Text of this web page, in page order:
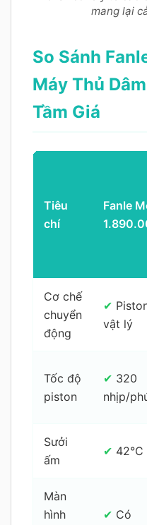
mang lại
So Sánh
Máy Thủ
Tầm Giá
Tiêu
chí
Fanle
Cơ chế
chuyển
động
✔
vật lý
Tốc độ
piston
✔ 320
nhịp/
Sưởi
ấm
✔ 42°C
Màn
hình
✔ Có